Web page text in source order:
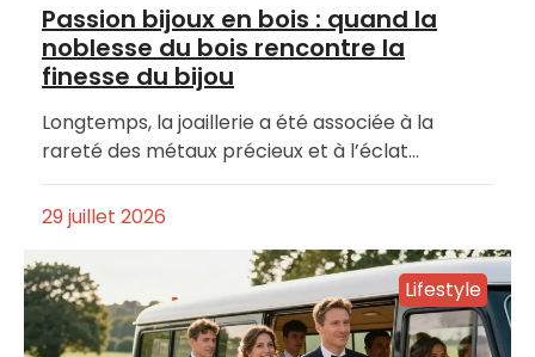
Passion bijoux en bois : quand la
noblesse du bois rencontre la
finesse du bijou
Longtemps, la joaillerie a été associée à la
rareté des métaux précieux et à l’éclat…
29 juillet 2026
Lifestyle